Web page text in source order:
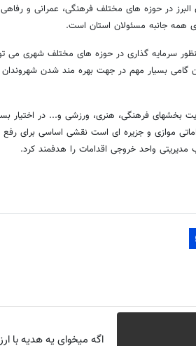
البرز در حوزه های مختلف فرهنگی، عمرانی و
همه جانبه مسئولان استان است.
سرمایه گذاری در حوزه های مختلف شهری می
گامی بسیار مهم در جهت بهره مند شدن شهروندان
بخشهای فرهنگی، هنری، ورزشی و... در اختیار
موازی و جزیره ای است نقشی اساسی برای
مدیریتی واحد خروجی اقدامات را هدفمند کرد.
اگه میخوای یه هدیه با
روزنامه‌های اقتصادی